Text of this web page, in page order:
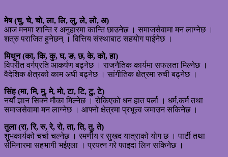
मेष (चु, चे, चो, ला, लि, लु, ले, लो, अ)
आज मनमा शान्ति र अनुहारमा कान्ति छाउनेछ । समाजसेवामा मन लाग्नेछ ।
शत्रु पराजित हुनेछन् । वित्तिय संस्थाबाट सहयोग पाईनेछ ।
मिथुन (का, कि, कु, घ, ङ, छ, के, को, हा)
विपरीत वर्गप्रति आकर्षण बढ्नेछ । राजनैतिक कार्यमा सफलता मिल्नेछ ।
वैदेशिक क्षेत्रको काम अघी बढ्नेछ । सांगीतिक क्षेत्रमा रुची बढ्नेछ ।
सिंह (मा, मि, मु, मे, मो, टा, टि, टु, टे)
नयाँ ज्ञान सिक्ने मौका मिल्नेछ । रोकिएको धन हात पर्ला । धर्म,कर्म तथा
समाजसेवामा मन लाग्नेछ । आफ्नो क्षेत्रमा प्रभूत्त्व जमाउन सकिनेछ ।
तुला (रा, रि, रु, रे, रो, ता, ति, तु, ते)
शुभकार्यको चर्चा चल्नेछ । रमणीय र सुखद यात्राको योग छ । पार्टी तथा
सेमिनारमा सहभागी भईएला । प्रयत्न गरे फाइदा लिन सकिनेछ ।